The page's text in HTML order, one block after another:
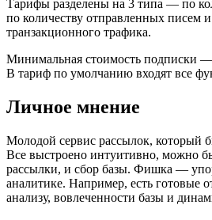
Тарифы разделены на 3 типа — по
по количеству отправленных писем
транзакционного трафика.
Минимальная стоимость подписки —
В тариф по умолчанию входят все
Личное мнение
Молодой сервис рассылок, который
Все выстроено интуитивно, можно
рассылки, и сбор базы. Фишка —
аналитике. Например, есть готовые
анализу, вовлеченности базы и